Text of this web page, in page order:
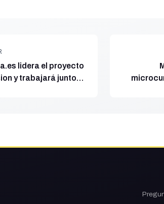
lidera el proyecto
y trabajará junto a